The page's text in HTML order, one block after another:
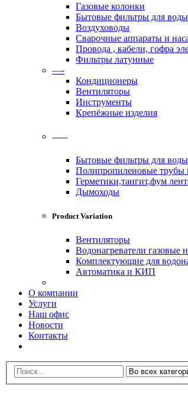
Газовые колонки
Бытовые фильтры для воды
Воздуховоды
Сварочные аппараты и
Провода , кабели, гофра
Фильтры латунные
—-
Кондиционеры
Вентиляторы
Инструменты
Крепёжные изделия
——
Бытовые фильтры для воды
Полипропиленовые трубы
Герметики,тангит,фум
Дымоходы
Product Variation
Вентиляторы
Водонагреватели газовые
Комплектующие для
Автоматика и КИП
О компании
Услуги
Наш офис
Новости
Контакты